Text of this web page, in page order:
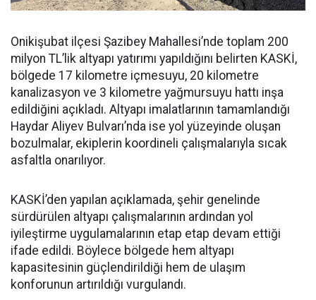
Onikişubat ilçesi Şazibey Mahallesi’nde toplam 200
milyon TL’lik altyapı yatırımı yapıldığını belirten KASKİ,
bölgede 17 kilometre içmesuyu, 20 kilometre
kanalizasyon ve 3 kilometre yağmursuyu hattı inşa
edildiğini açıkladı. Altyapı imalatlarının tamamlandığı
Haydar Aliyev Bulvarı’nda ise yol yüzeyinde oluşan
bozulmalar, ekiplerin koordineli çalışmalarıyla sıcak
asfaltla onarılıyor.
KASKİ’den yapılan açıklamada, şehir genelinde
sürdürülen altyapı çalışmalarının ardından yol
iyileştirme uygulamalarının etap etap devam ettiği
ifade edildi. Böylece bölgede hem altyapı
kapasitesinin güçlendirildiği hem de ulaşım
konforunun artırıldığı vurgulandı.